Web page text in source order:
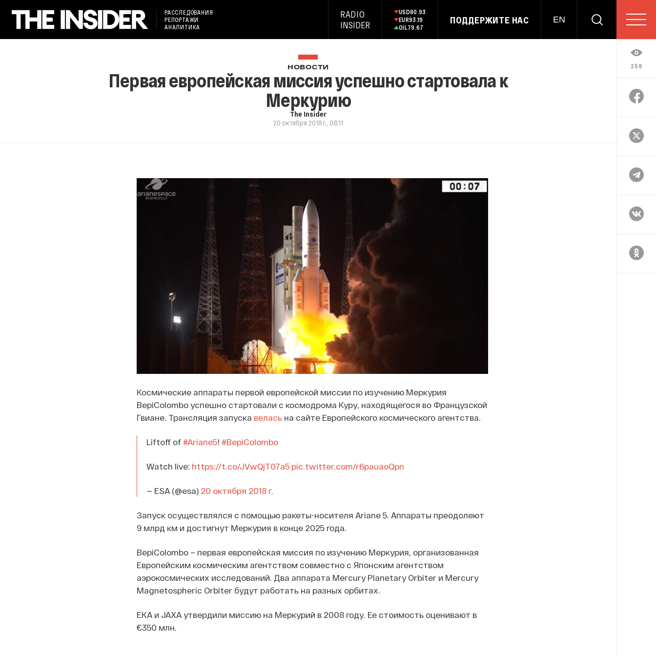
РАССЛЕДОВАНИЯ
РЕПОРТАЖИ
АНАЛИТИКА
RADIO
INSIDER
USD80.93
EUR93.19
OIL79.67
ПОДДЕРЖИТЕ НАС EN
258
НОВОСТИ
Первая европейская миссия успешно стартовала к
Меркурию
The Insider
20 октября 2018 г., 08:11
Космические аппараты первой европейской миссии по изучению Меркурия
BepiColombo успешно стартовали с космодрома Куру, находящегося во Французской
Гвиане. Трансляция запуска веласьна сайте Европейского космического агентства.
Liftoff of #Ariane5! #BepiColombo
Watch live: https://t.co/JVwQjT07a5 pic.twitter.com/r6pauaoQpn
— ESA (@esa) 20 октября 2018 г.
Запуск осуществлялся с помощью ракеты-носителя Ariane 5. Аппараты преодолеют
9 млрд км и достигнут Меркурия в конце 2025 года.
BepiColombo – первая европейская миссия по изучению Меркурия, организованная
Европейским космическим агентством совместно с Японским агентством
аэрокосмических исследований. Два аппарата Mercury Planetary Orbiter и Mercury
Magnetospheric Orbiter будут работать на разных орбитах.
ЕКА и JAXA утвердили миссию на Меркурий в 2008 году. Ее стоимость оценивают в
€350 млн.